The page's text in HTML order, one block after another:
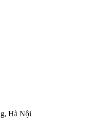
Hà Nội